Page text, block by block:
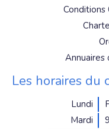
Conditions
Annuaires
Les horaires du
Lundi
Mardi